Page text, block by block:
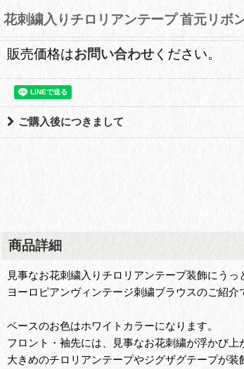
花刺繍入りチロリアンテープ 首元リボ
販売価格はお問い合わせ ください。
ご購入後につきまして
商品詳細
見事なお花刺繍入りチロリアンテープ装飾にうっ
ヨーロピアンヴィンテージ刺繍ブラウスのご紹介
ベースのお色はホワイトカラーになります。
フロント・袖先には、見事なお花刺繍が浮かび上
大きめのチロリアンテープやジグザグテープが装